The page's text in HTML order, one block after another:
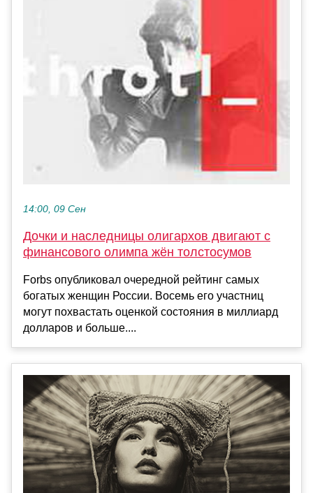
14:00, 09 Сен
Дочки и наследницы олигархов двигают с
финансового олимпа жён толстосумов
Forbs опубликовал очередной рейтинг самых
богатых женщин России. Восемь его участниц
могут похвастать оценкой состояния в миллиард
долларов и больше....